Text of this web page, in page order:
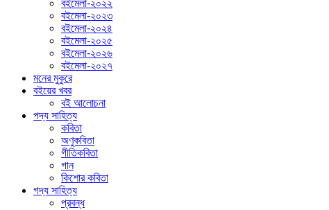
বইমেলা-২০২২
বইমেলা-২০২৩
বইমেলা-২০২৪
বইমেলা-২০২৫
বইমেলা-২০২৬
বইমেলা-২০২৭
মনের মুকুরে
বইয়ের খবর
বই আলোচনা
পদ্য সাহিত্য
কবিতা
অণুকবিতা
গীতিকবিতা
গান
কিশোর কবিতা
গদ্য সাহিত্য
প্রবন্ধ